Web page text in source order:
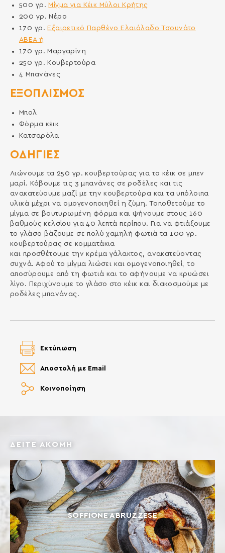
ΟΔΗΓΙΕΣ
Λιώνουμε τα 250 γρ. κουβερτούρας για το κέικ σε μπεν
μαρί. Κόβουμε τις 3 μπανάνες σε ροδέλες και τις
ανακατεύουμε μαζί με την κουβερτούρα και τα υπόλοιπα
υλικά μέχρι να ομογενοποιηθεί η ζύμη. Τοποθετούμε το
μίγμα σε βουτυρωμένη φόρμα και ψήνουμε στους 160
βαθμούς κελσίου για 40 λεπτά περίπου. Για να φτιάξουμε
το γλάσο βάζουμε σε πολύ χαμηλή φωτιά τα 100 γρ.
κουβερτούρας σε κομματάκια
και προσθέτουμε την κρέμα γάλακτος, ανακατεύοντας
συχνά. Αφού το μίγμα λιώσει και ομογενοποιηθεί, το
αποσύρουμε από τη φωτιά και το αφήνουμε να κρυώσει
λίγο. Περιχύνουμε το γλάσο στο κέικ και διακοσμούμε με
ροδέλες μπανάνας.
500 γρ.Μίγμα για Κέικ Μύλοι Κρήτης
200 γρ.Νέρο
170 γρ.Εξαιρετικό Παρθένο Ελαιόλαδο Τσουνάτο
ΑΒΕΑ ή
170 γρ.Μαργαρίνη
250 γρ.Κουβερτούρα
4 Μπανάνες
ΕΞΟΠΛΙΣΜΌΣ
Μπολ
Φόρμα κέικ
Κατσαρόλα
Κοινοποίηση
Αποστολή με Email
Εκτύπωση
ΔΕΙΤΕ ΑΚΟΜΗ
SOFFIONE ABRUZZESE